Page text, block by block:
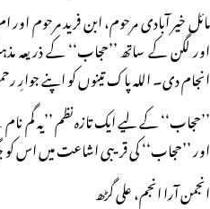
مائل خیر آبادی مرحوم، ابن فرید
اور لگن کے ساتھ ’’حجاب‘‘ کے ذریعہ
انجام دی۔ اللہ پاک تینوں کو اپنے
’’حجاب‘‘ کے لیے ایک تازہ نظم ’’یہ گم
اور ’’حجاب‘‘ کی قریبی اشاعت میں اس
انجمن آرا انجم، علی گڑھ